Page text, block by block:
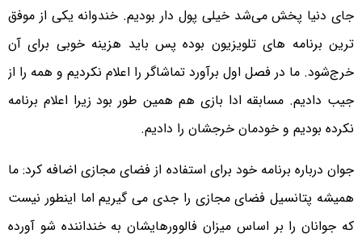
جای دنیا پخش می‌شد خیلی پول دار بودیم. خندوانه یکی از موفق
ترین برنامه های تلویزیون بوده پس باید هزینه خوبی برای آن
خرج‌شود. ما در فصل اول برآورد تماشاگر را اعلام نکردیم و همه را از
جیب دادیم. مسابقه ادا بازی هم همین طور بود زیرا اعلام برنامه
نکرده بودیم و خودمان خرجشان را دادیم.
جوان درباره برنامه خود برای استفاده از فضای مجازی اضافه کرد: ما
همیشه پتانسیل فضای مجازی را جدی می گیریم اما اینطور نیست
که جوانان را بر اساس میزان فالوورهایشان به خنداننده شو آورده